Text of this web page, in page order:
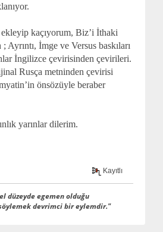
kaçıyorum, Biz’i İthaki
Ayrıntı, İmge ve Versus baskıları
İngilizce çevirisinden çevirileri.
Rusça metninden çevirisi
önsözüyle beraber
yarınlar dilerim.
Kayıtlı
düzeyde egemen olduğu
devrimci bir eylemdir."